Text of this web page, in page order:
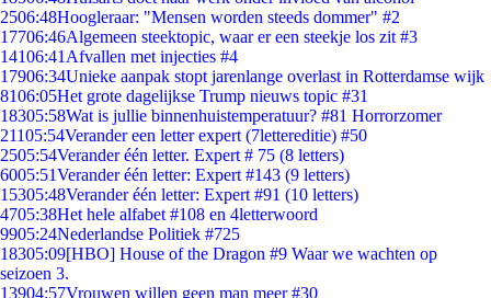
2506:48Hoogleraar: "Mensen worden steeds dommer" #2
17706:46Algemeen steektopic, waar er een steekje los zit #3
14106:41 Afvallen met injecties #4
17906:34Unieke aanpak stopt jarenlange overlast in Rotterdamse wijk
8106:05Het grote dagelijkse Trump nieuws topic #31
18305:58Wat is jullie binnenhuistemperatuur? #81 Horrorzomer
21105:54Verander een letter expert (7lettereditie) #50
2505:54Verander één letter. Expert # 75 (8 letters)
6005:51Verander één letter: Expert #143 (9 letters)
15305:48Verander één letter: Expert #91 (10 letters)
4705:38Het hele alfabet #108 en 4letterwoord
9905:24Nederlandse Politiek #725
18305:09[HBO] House of the Dragon #9 Waar we wachten op
seizoen 3.
13904:57Vrouwen willen geen man meer #30